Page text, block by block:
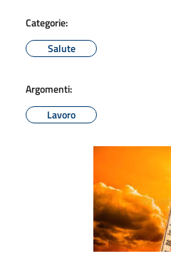
Categorie:
Salute
Argomenti:
Lavoro